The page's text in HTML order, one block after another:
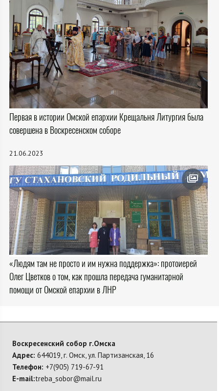
Первая в истории Омской епархии Крещальня Литургия была
совершена в Воскресенском соборе
21.06.2023
«Людям там не просто и им нужна поддержка»: протоиерей
Олег Цветков о том, как прошла передача гуманитарной
помощи от Омской епархии в ЛНР
Воскресенский собор г.Омска
Адрес: 644019, г. Омск, ул. Партизанская, 16
Телефон: +7(905) 719-67-91
E-mail:treba_sobor@mail.ru